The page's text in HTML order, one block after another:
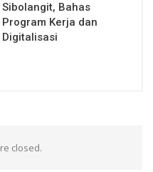
Sibolangit, Bahas
Program Kerja dan
Digitalisasi
closed.